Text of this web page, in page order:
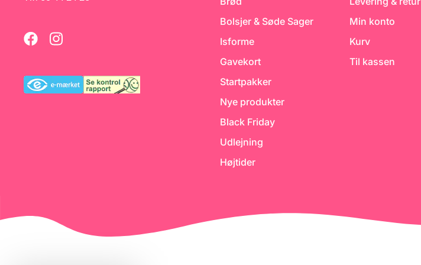
Black Fondant
Bolsjer & Søde Sager
Isforme
Gavekort
Startpakker
Nye produkter
Black Friday
Udlejning
Højtider
Min konto
Kurv
Til kassen